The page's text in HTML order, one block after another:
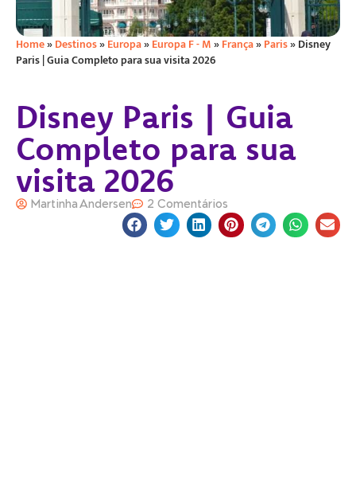
Home»Destinos»Europa»Europa F - M»França»Paris»Disney
Paris | Guia Completo para sua visita 2026
Disney Paris | Guia
Completo para sua
visita 2026
Martinha Andersen 2 Comentários